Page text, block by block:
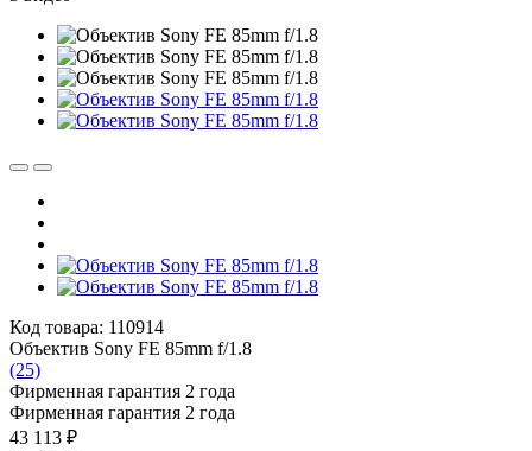
Код товара: 110914
Объектив Sony FE 85mm f/1.8
(25)
Фирменная гарантия 2 года
Фирменная гарантия 2 года
43 113 ₽